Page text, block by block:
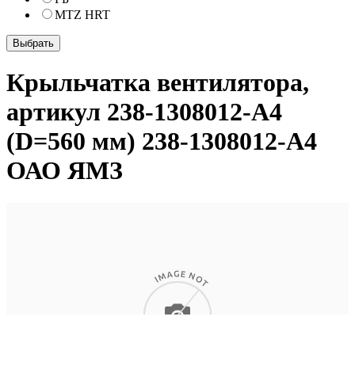
MTZ HRT
Крыльчатка вентилятора,
артикул 238-1308012-А4
(D=560 мм) 238-1308012-А4
ОАО ЯМЗ